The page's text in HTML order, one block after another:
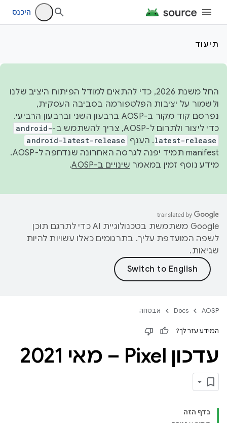
היכנס
תיעוד
החל משנת 2026, כדי להתאים למודל הפיתוח היציב שלנו
ולשמור על יציבות הפלטפורמה בסביבה העסקית,
נפרסם קוד מקור ב-AOSP ברבעון השני וברבעון הרביעי.
כדי ליצור ולתרום ל-AOSP, צריך להשתמש ב-
android-
latest-release. הענף android-latest-release
manifest תמיד יפנה לגרסה האחרונה שנדחפה ל-AOSP.
מידע נוסף זמין במאמר שינויים ב-AOSP .
‫Google משתמשת בטכנולוגיית AI כדי לתרגם תוכן
לשפה המועדפת עליך. בתרגומים כאלו עשויות להיות
שגיאות.
AOSP
Docs אבטחה
המידע עזר לך?
עדכון Pixel – מאי 2021
בדף הזה